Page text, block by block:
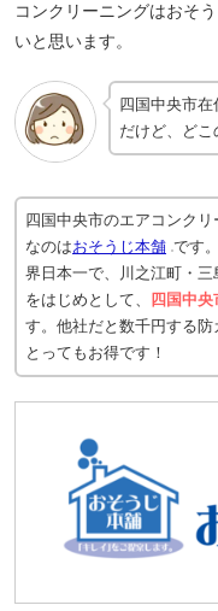
コンクリーニングはおそ
いと思います。
四国中央市
だけど、ど
四国中央市のエアコンク
なのはおそうじ本舗 です
界日本一で、川之江町・
をはじめとして、
四国中
す。他社だと数千円する防
とってもお得です！